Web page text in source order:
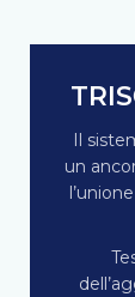
Il
un